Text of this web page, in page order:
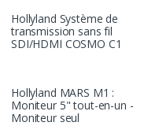
Hollyland Système de
transmission sans fil
SDI/HDMI COSMO C1
Hollyland MARS M1 :
Moniteur 5" tout-en-un -
Moniteur seul